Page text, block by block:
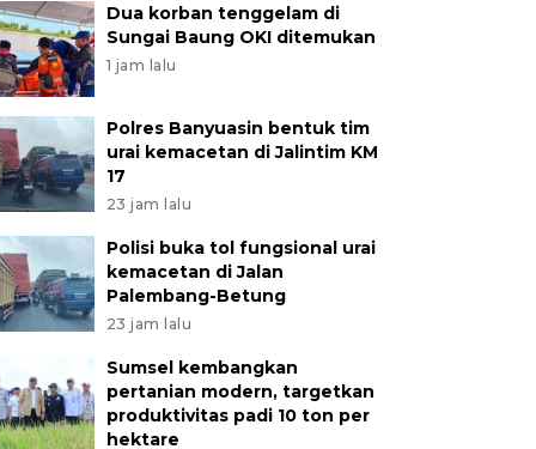
Dua korban tenggelam di
Sungai Baung OKI ditemukan
1 jam lalu
Polres Banyuasin bentuk tim
urai kemacetan di Jalintim KM
17
23 jam lalu
Polisi buka tol fungsional urai
kemacetan di Jalan
Palembang-Betung
23 jam lalu
Sumsel kembangkan
pertanian modern, targetkan
produktivitas padi 10 ton per
hektare